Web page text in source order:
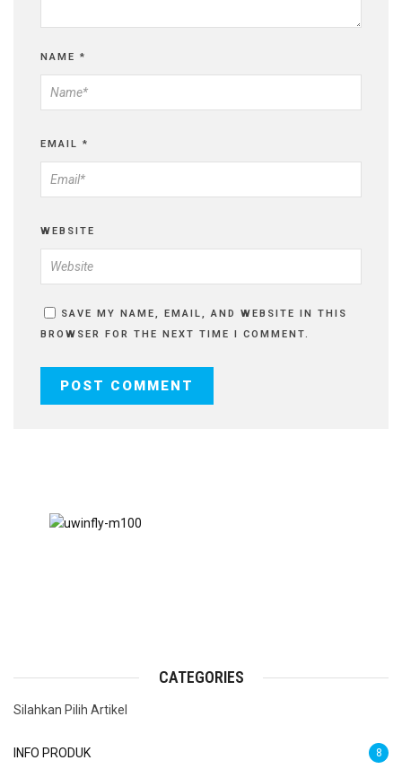
NAME *
EMAIL *
WEBSITE
SAVE MY NAME, EMAIL, AND WEBSITE IN THIS
BROWSER FOR THE NEXT TIME I COMMENT.
CATEGORIES
Silahkan Pilih Artikel
INFO PRODUK 8